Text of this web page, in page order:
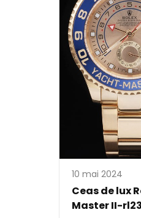
10 mai 2024
Ceas de lux
Master II-